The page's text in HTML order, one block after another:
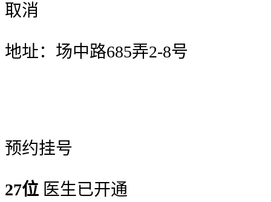
取消
地址：场中路685弄2-8号
预约挂号
27位 医生已开通